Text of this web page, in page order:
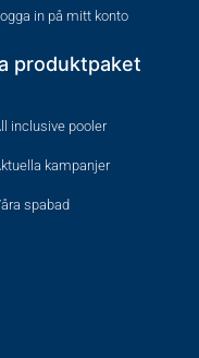
in på mitt konto
produktpaket
inclusive pooler
kampanjer
spabad